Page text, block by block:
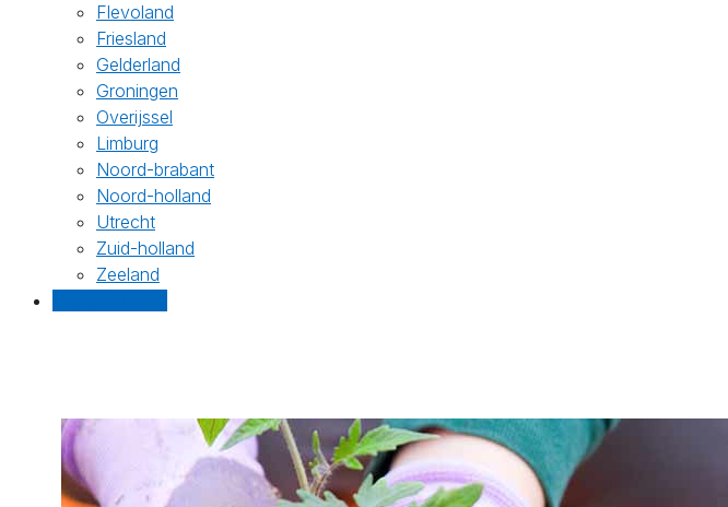
Flevoland
Friesland
Gelderland
Groningen
Overijssel
Limburg
Noord-brabant
Noord-holland
Utrecht
Zuid-holland
Zeeland